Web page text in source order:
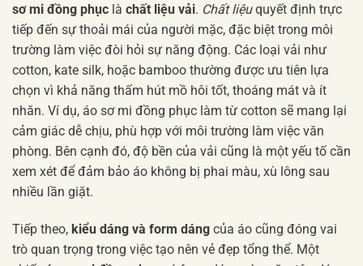
sơ mi đồng phục là chất liệu vải. Chất liệuquyết định trực
tiếp đến sự thoải mái của người mặc, đặc biệt trong môi
trường làm việc đòi hỏi sự năng động. Các loại vải như
cotton, kate silk, hoặc bamboo thường được ưu tiên lựa
chọn vì khả năng thấm hút mồ hôi tốt, thoáng mát và ít
nhăn. Ví dụ, áo sơ mi đồng phục làm từ cotton sẽ mang lại
cảm giác dễ chịu, phù hợp với môi trường làm việc văn
phòng. Bên cạnh đó, độ bền của vải cũng là một yếu tố cần
xem xét để đảm bảo áo không bị phai màu, xù lông sau
nhiều lần giặt.
Tiếp theo, kiểu dáng và form dáng của áo cũng đóng vai
trò quan trọng trong việc tạo nên vẻ đẹp tổng thể. Một